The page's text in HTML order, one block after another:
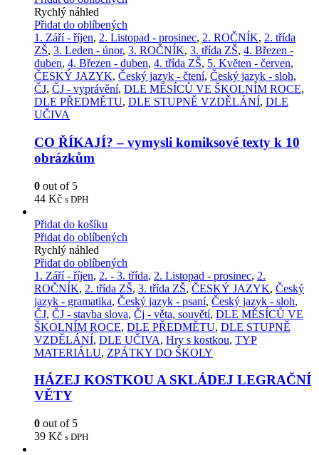
Rychlý náhled
Přidat do oblíbených
1. Září - říjen, 2. Listopad - prosinec, 2. ROČNÍK, 2. třída
ZŠ, 3. Leden - únor, 3. ROČNÍK, 3. třída ZŠ, 4. Březen -
duben, 4. Březen - duben, 4. třída ZŠ, 5. Květen - červen,
ČESKÝ JAZYK, Český jazyk - čtení, Český jazyk - sloh,
ČJ, ČJ - vyprávění, DLE MĚSÍCŮ VE ŠKOLNÍM ROCE,
DLE PŘEDMĚTU, DLE STUPNĚ VZDĚLÁNÍ, DLE
UČIVA
CO ŘÍKAJÍ? – vymysli komiksové texty k 10
obrázkům
0 out of 5
44 Kč s DPH
Přidat do košíku
Přidat do oblíbených
Rychlý náhled
Přidat do oblíbených
1. Září - říjen, 2. - 3. třída, 2. Listopad - prosinec, 2.
ROČNÍK, 2. třída ZŠ, 3. třída ZŠ, ČESKÝ JAZYK, Český
jazyk - gramatika, Český jazyk - psaní, Český jazyk - sloh,
ČJ, ČJ - stavba slova, Čj - věta, souvětí, DLE MĚSÍCŮ VE
ŠKOLNÍM ROCE, DLE PŘEDMĚTU, DLE STUPNĚ
VZDĚLÁNÍ, DLE UČIVA, Hry s kostkou, TYP
MATERIÁLU, ZPÁTKY DO ŠKOLY
HÁZEJ KOSTKOU A SKLÁDEJ LEGRAČNÍ
VĚTY
0 out of 5
39 Kč s DPH